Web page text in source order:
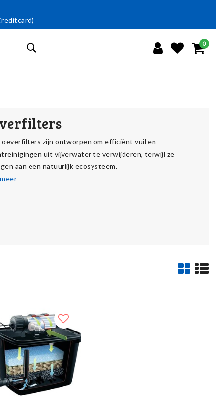
0
oeverfilters zijn ontworpen om efficiënt vuil en
uit vijverwater te verwijderen, terwijl ze
aan een natuurlijk ecosysteem.